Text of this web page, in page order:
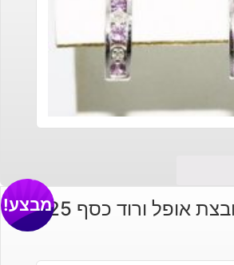
אופל ורוד כסף 925 מבצע!